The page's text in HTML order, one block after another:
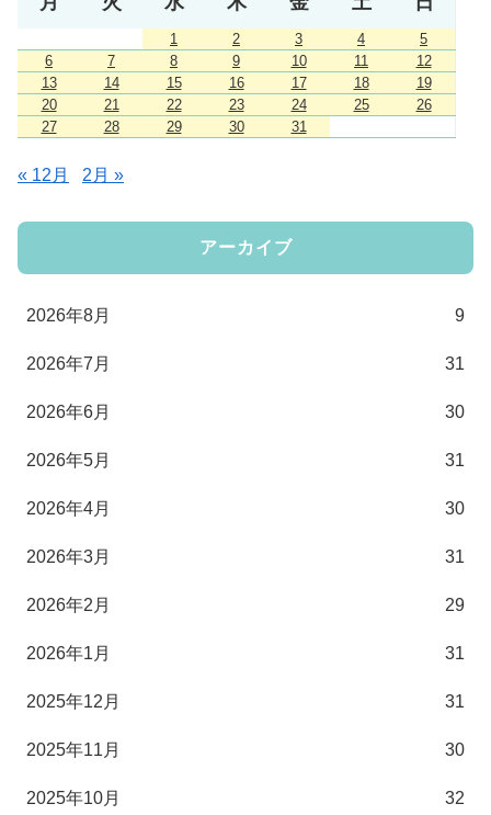
1 2 3 4
5
6
7 8 9 10 11
12
13
14 15 16 17 18
19
20
21 22 23 24 25
26
27
28 29 30 31
« 12月 2月 »
アーカイブ
2026年8月 9
2026年7月 31
2026年6月 30
2026年5月 31
2026年4月 30
2026年3月 31
2026年2月 29
2026年1月 31
2025年12月 31
2025年11月 30
2025年10月 32